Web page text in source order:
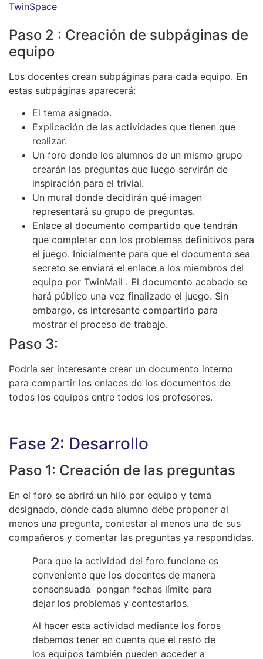
TwinSpace
Paso 2 : Creación de subpáginas de
equipo
Los docentes crean subpáginas para cada equipo. En
estas subpáginas aparecerá:
El tema asignado.
Explicación de las actividades que tienen que
realizar.
Un foro donde los alumnos de un mismo grupo
crearán las preguntas que luego servirán de
inspiración para el trivial.
Un mural donde decidirán qué imagen
representará su grupo de preguntas.
Enlace al documento compartido que tendrán
que completar con los problemas definitivos para
el juego. Inicialmente para que el documento sea
secreto se enviará el enlace a los miembros del
equipo por TwinMail . El documento acabado se
hará público una vez finalizado el juego. Sin
embargo, es interesante compartirlo para
mostrar el proceso de trabajo.
Paso 3:
Podría ser interesante crear un documento interno
para compartir los enlaces de los documentos de
todos los equipos entre todos los profesores.
Fase 2: Desarrollo
Paso 1: Creación de las preguntas
En el foro se abrirá un hilo por equipo y tema
designado, donde cada alumno debe proponer al
menos una pregunta, contestar al menos una de sus
compañeros y comentar las preguntas ya respondidas.
Para que la actividad del foro funcione es
conveniente que los docentes de manera
consensuada pongan fechas límite para
dejar los problemas y contestarlos.
Al hacer esta actividad mediante los foros
debemos tener en cuenta que el resto de
los equipos también pueden acceder a